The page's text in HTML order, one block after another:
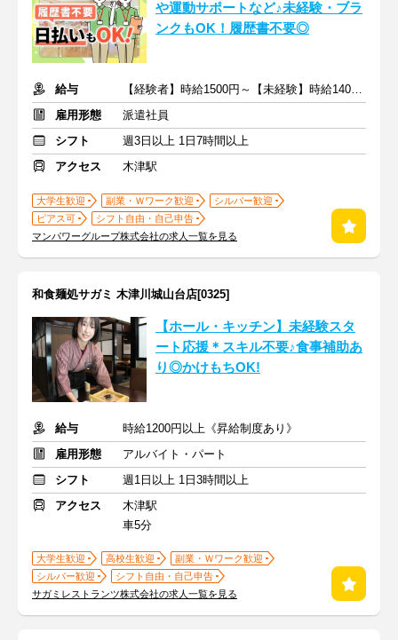
や運動サポートなど♪未経験・ブラ
ンクもOK！履歴書不要◎
給与
【経験者】時給1500円～【未経験】時給1400円～ ※交通費全額
雇用形態
派遣社員
シフト
週3日以上 1日7時間以上
アクセス
木津駅
大学生歓迎 副業・Ｗワーク歓迎
シルバー歓迎
ピアス可
シフト自由・自己申告
マンパワーグループ株式会社の求人一覧を見る
和食麺処サガミ 木津川城山台店[0325]
【ホール・キッチン】未経験スタ
ート応援＊スキル不要♪食事補助あ
り◎かけもちOK!
給与
時給1200円以上《昇給制度あり》
雇用形態
アルバイト・パート
シフト
週1日以上 1日3時間以上
アクセス
木津駅
車5分
大学生歓迎 高校生歓迎
副業・Ｗワーク歓迎
シルバー歓迎
シフト自由・自己申告
サガミレストランツ株式会社の求人一覧を見る